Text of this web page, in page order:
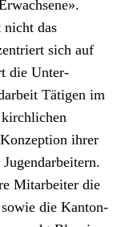
nicht das
sich auf
die Unter­
Täti­gen im
ihrer
Mitar­beit­er die
die Kan­ton­